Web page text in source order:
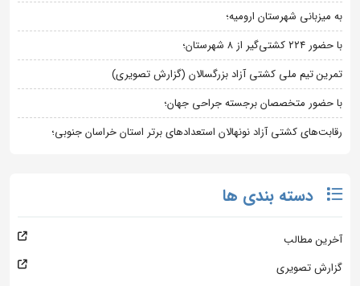
به میزبانی شهرستان ارومیه؛
با حضور ۲۲۴ کشتی‌گیر از ۸ شهرستان؛
تمرین تیم ملی کشتی آزاد بزرگسالان (گزارش تصویری)
با حضور متخصصان برجسته جراحی جهان؛
رقابت‌های کشتی آزاد نونهالان استعدادهای برتر استان خراسان جنوبی؛
دسته بندی ها
آخرین مطالب
گزارش تصویری